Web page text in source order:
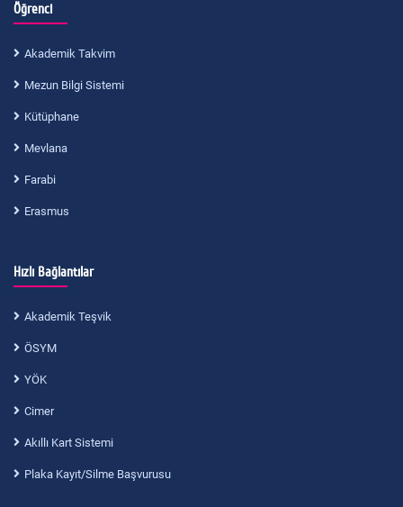
Öğrenci
Akademik Takvim
Mezun Bilgi Sistemi
Kütüphane
Mevlana
Farabi
Erasmus
Hızlı Bağlantılar
Akademik Teşvik
ÖSYM
YÖK
Cimer
Akıllı Kart Sistemi
Plaka Kayıt/Silme Başvurusu